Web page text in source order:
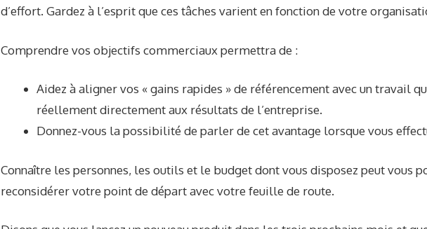
d’effort. Gardez à l’esprit que ces tâches varient en fonction de votre
Comprendre vos objectifs commerciaux permettra de :
Aidez à aligner vos « gains rapides » de référencement avec un travail
réellement directement aux résultats de l’entreprise.
Donnez-vous la possibilité de parler de cet avantage lorsque vous
Connaître les personnes, les outils et le budget dont vous disposez peut vous
reconsidérer votre point de départ avec votre feuille de route.